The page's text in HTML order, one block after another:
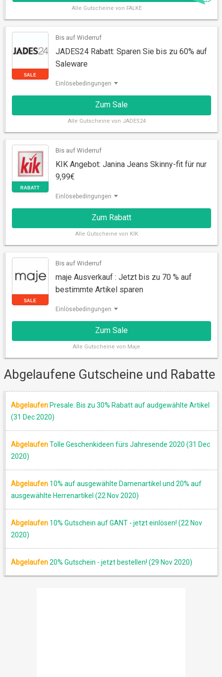
Alle Gutscheine von FALKE
SALE
Bis auf Widerruf
JADES24 Rabatt: Sparen Sie bis zu 60% auf
Saleware
Einlösebedingungen
Zum Sale
Alle Gutscheine von JADES24
RABATT
Bis auf Widerruf
KIK Angebot: Janina Jeans Skinny-fit für nur
9,99€
Einlösebedingungen
Zum Rabatt
Alle Gutscheine von KIK
Bis auf Widerruf
maje Ausverkauf : Jetzt bis zu 70 % auf
bestimmte Artikel sparen
Einlösebedingungen
Zum Sale
Alle Gutscheine von Maje
Abgelaufene Gutscheine und Rabatte
Abgelaufen Presale: Bis zu 30% Rabatt auf audgewählte Artikel
(31 Dec 2020)
AbgelaufenTolle Geschenkideen fürs Jahresende 2020 (31 Dec
2020)
Abgelaufen 10% auf ausgewählte Damenartikel und 20% auf
ausgewählte Herrenartikel (22 Nov 2020)
Abgelaufen 10% Gutschein auf GANT - jetzt einlösen! (22 Nov
2020)
Abgelaufen20% Gutschein - jetzt bestellen! (29 Nov 2020)